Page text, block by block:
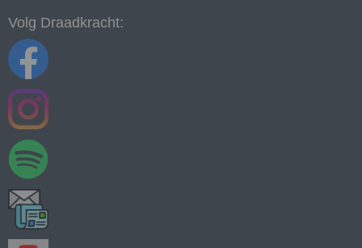
Volg Draadkracht: